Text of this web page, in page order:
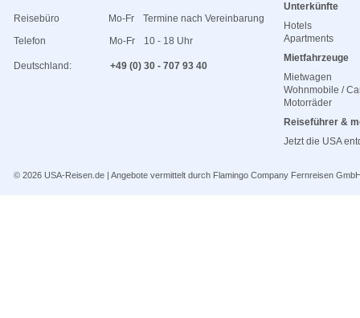
Reisebüro Mo-Fr
Termine nach Vereinbarung
Telefon
Mo-Fr 10 - 18 Uhr
Deutschland: +49 (0) 30 - 707 93 40
Unterkünfte
Hotels
Apartments
Mietfahrzeuge
Mietwagen
Wohnmobile /
Motorräder
Reiseführer &
Jetzt die USA
© 2026 USA-Reisen.de | Angebote vermittelt durch Flamingo Company Fernreisen